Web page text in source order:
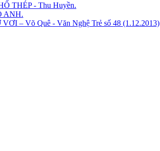
THÉP - Thu Huyền.
ANH.
– Võ Quê - Văn Nghệ Trẻ số 48 (1.12.2013)